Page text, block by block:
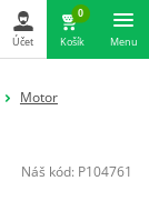
Účet
0
Košík Menu
Motor
Náš kód: P104761